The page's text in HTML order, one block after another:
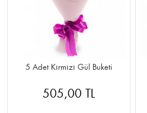
5 Adet Kırmızı Gül Buketi
505,00 TL